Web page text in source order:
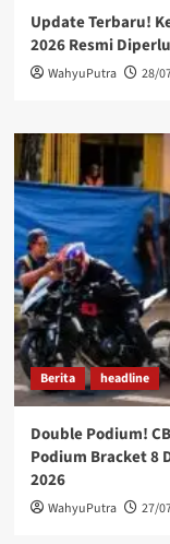
Update Terbaru!
2026 Resmi
WahyuPutra 28/
Berita headline
Double Podium!
Podium Bracket 8
2026
WahyuPutra 27/